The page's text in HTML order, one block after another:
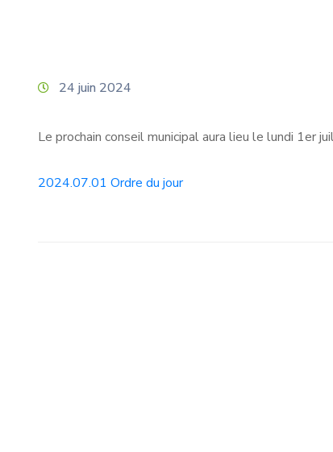
24 juin 2024
Le prochain conseil municipal aura lieu le lundi 1er
2024.07.01 Ordre du jour